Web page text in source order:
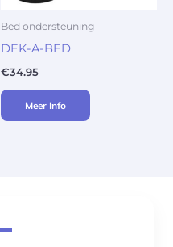
Bed ondersteuning
DEK-A-BED
€34.95
Meer Info